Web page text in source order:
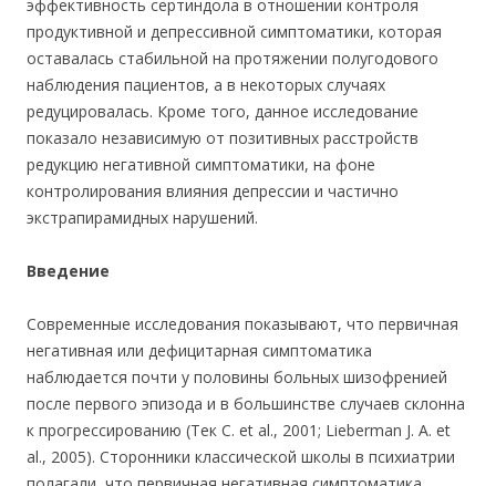
эффективность сертиндола в отношении контроля
продуктивной и депрессивной симптоматики, которая
оставалась стабильной на протяжении полугодового
наблюдения пациентов, а в некоторых случаях
редуцировалась. Кроме того, данное исследование
показало независимую от позитивных расстройств
редукцию негативной симптоматики, на фоне
контролирования влияния депрессии и частично
экстрапирамидных нарушений.
Введение
Современные исследования показывают, что первичная
негативная или дефицитарная симптоматика
наблюдается почти у половины больных шизофренией
после первого эпизода и в большинстве случаев склонна
к прогрессированию (Тек С. et al., 2001; Lieberman J. А. et
al., 2005). Сторонники классической школы в психиатрии